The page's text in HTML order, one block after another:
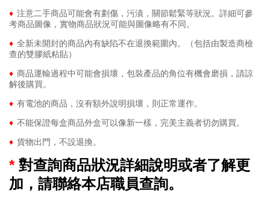
♦ 注意二手商品可能會有劃傷，污漬，關節鬆緊等狀況。詳細可參
考商品圖像，實物商品狀況可能與圖像略有不同。
♦ 全新未開封的商品內有缺陷不在退換範圍內。（包括由製造商檢
查的雙膠紙粘貼）
♦ 商品運輸過程中可能會損壞，包裝產品的角位有機會磨損，請諒
解後購買。
♦ 有電池的商品，沒有額外說明損壞，則正常運作。
♦ 不能保證每盒商品外盒可以像新一樣，完美主義者切勿購買。
♦ 貨物出門，不設退換。
* 對查詢商品狀況詳細說明或者了解更
加，請聯絡本店職員查詢。